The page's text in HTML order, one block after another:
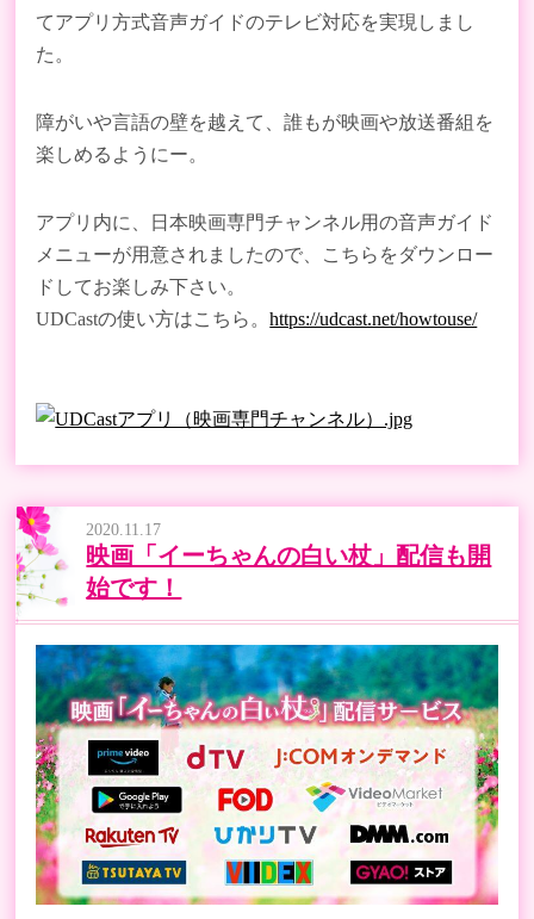
てアプリ方式音声ガイドのテレビ対応を実現しまし
た。
障がいや言語の壁を越えて、誰もが映画や放送番組を
楽しめるようにー。
アプリ内に、日本映画専門チャンネル用の音声ガイド
メニューが用意されましたので、こちらをダウンロー
ドしてお楽しみ下さい。
UDCastの使い方はこちら。https://udcast.net/howtouse/
2020.11.17
映画「イーちゃんの白い杖」配信も開
始です！